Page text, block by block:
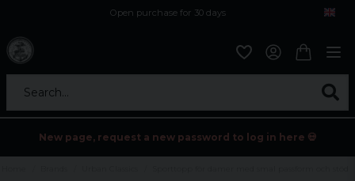
Open purchase for 30 days
Search...
New page, request a new password to log in here 💀